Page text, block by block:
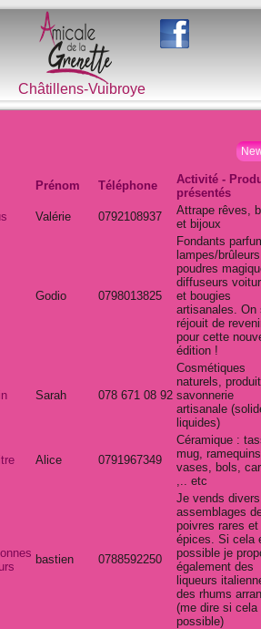
Châtillens-Vuibroye
Prénom Téléphone
Activité -
présentés
Valérie 0792108937
Attrape rêves,
et bijoux
Godio 0798013825
Fondants
lampes/
poudres
diffuseurs
et bougies
artisanales. On
réjouit de
pour cette
édition !
Sarah 078 671 08 92
Cosmétiques
naturels,
savonnerie
artisanale
liquides)
Alice 0791967349
Céramique :
mug,
vases, bols,
,.. etc
bastien 0788592250
Je vends divers
assemblages
poivres rares et
épices. Si cela
possible je
également des
liqueurs
des rhums
(me dire si cela
possible)